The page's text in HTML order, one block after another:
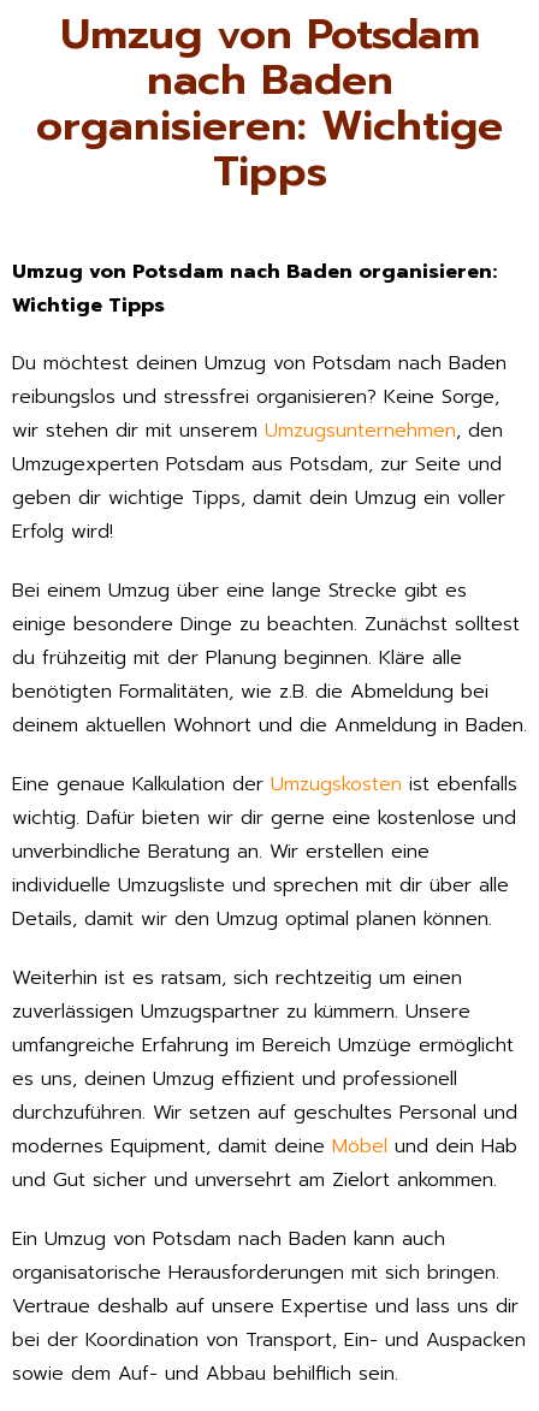
Umzug von Potsdam
nach Baden
organisieren: Wichtige
Tipps
Umzug von Potsdam nach Baden organisieren:
Wichtige Tipps
Du möchtest deinen Umzug von Potsdam nach Baden
reibungslos und stressfrei organisieren? Keine Sorge,
wir stehen dir mit unserem Umzugsunternehmen, den
Umzugexperten Potsdam aus Potsdam, zur Seite und
geben dir wichtige Tipps, damit dein Umzug ein voller
Erfolg wird!
Bei einem Umzug über eine lange Strecke gibt es
einige besondere Dinge zu beachten. Zunächst solltest
du frühzeitig mit der Planung beginnen. Kläre alle
benötigten Formalitäten, wie z.B. die Abmeldung bei
deinem aktuellen Wohnort und die Anmeldung in Baden.
Eine genaue Kalkulation der Umzugskosten ist ebenfalls
wichtig. Dafür bieten wir dir gerne eine kostenlose und
unverbindliche Beratung an. Wir erstellen eine
individuelle Umzugsliste und sprechen mit dir über alle
Details, damit wir den Umzug optimal planen können.
Weiterhin ist es ratsam, sich rechtzeitig um einen
zuverlässigen Umzugspartner zu kümmern. Unsere
umfangreiche Erfahrung im Bereich Umzüge ermöglicht
es uns, deinen Umzug effizient und professionell
durchzuführen. Wir setzen auf geschultes Personal und
modernes Equipment, damit deine Möbel und dein Hab
und Gut sicher und unversehrt am Zielort ankommen.
Ein Umzug von Potsdam nach Baden kann auch
organisatorische Herausforderungen mit sich bringen.
Vertraue deshalb auf unsere Expertise und lass uns dir
bei der Koordination von Transport, Ein- und Auspacken
sowie dem Auf- und Abbau behilflich sein.